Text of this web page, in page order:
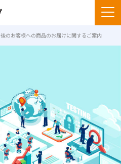
のお客様への商品のお届けに関するご案内